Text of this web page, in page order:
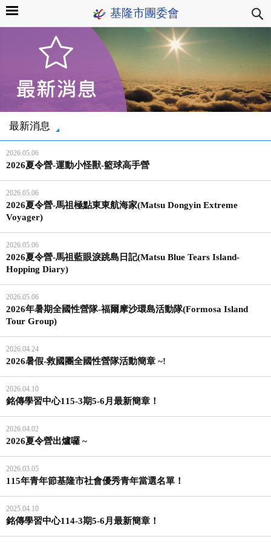
基隆市團委會
最新消息
2026.05.06
2026夏令營-運動小怪獸-籃球高手營
2026.05.06
2026夏令營-馬祖極點東東航海家(Matsu Dongyin Extreme
Voyager)
2026.05.06
2026夏令營-馬祖藍眼淚跳島日記(Matsu Blue Tears Island-
Hopping Diary)
2026.05.06
2026年暑期全國性營隊-福爾摩沙環島活動隊(Formosa Island
Tour Group)
2026.04.24
2026暑假-救國團全國性營隊活動簡章 ~!
2026.04.10
銘傳學習中心115-3期5-6月最新簡章！
2026.04.02
2026夏令營出爐囉 ~
2026.03.05
115年青年節基隆市社會優秀青年當選名單！
2025.04.10
銘傳學習中心114-3期5-6月最新簡章！